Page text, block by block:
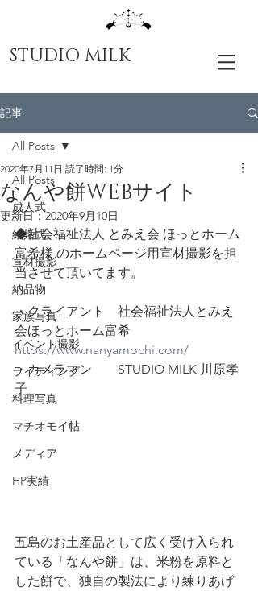
STUDIO MILK
記事
All Posts
成人式
結婚式
宣材撮影
納品物
家族写真
イベント撮影
ライティング
料理写真
マチオモイ帖
メディア
HP実績
All Posts
なんや餅WEBサイト
2020年7月11日 読了時間: 1分
更新日：2020年9月10日
◆社会福祉法人 とみえ会 ほっとホーム
富希様 のホームページ用宣材撮影を担
当させて頂いてます。
・クライアント　社会福祉法人とみえ
会ほっとホーム富希
https://www.nanyamochi.com/
・カメラマン 　   STUDIO MILK 川原孝
子
五島のお土産品として広く受け入られ
ている「なんや餅」は、米粉を原料と
した餅で、独自の製法により練りあげ